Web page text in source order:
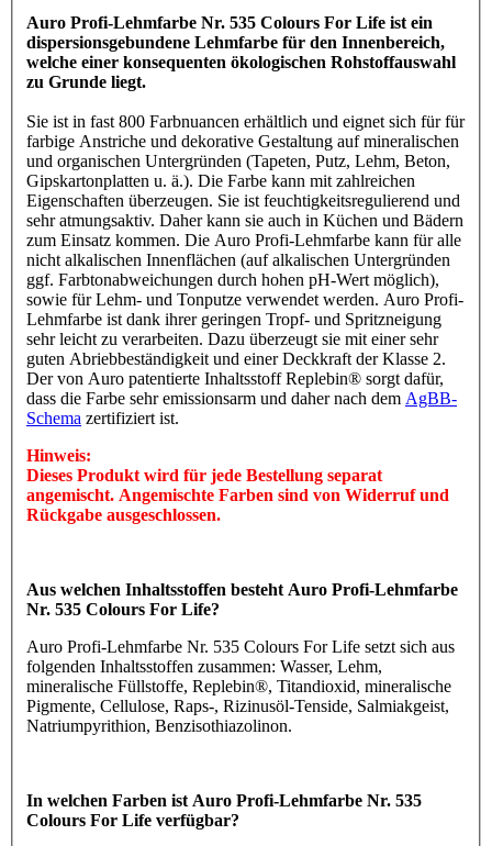
Auro Profi-Lehmfarbe Nr. 535 Colours For Life ist ein
dispersionsgebundene Lehmfarbe für den Innenbereich,
welche einer konsequenten ökologischen Rohstoffauswahl
zu Grunde liegt.
Sie ist in fast 800 Farbnuancen erhältlich und eignet sich für für
farbige Anstriche und dekorative Gestaltung auf mineralischen
und organischen Untergründen (Tapeten, Putz, Lehm, Beton,
Gipskartonplatten u. ä.). Die Farbe kann mit zahlreichen
Eigenschaften überzeugen. Sie ist feuchtigkeitsregulierend und
sehr atmungsaktiv. Daher kann sie auch in Küchen und Bädern
zum Einsatz kommen. Die Auro Profi-Lehmfarbe kann für alle
nicht alkalischen Innenflächen (auf alkalischen Untergründen
ggf. Farbtonabweichungen durch hohen pH-Wert möglich),
sowie für Lehm- und Tonputze verwendet werden. Auro Profi-
Lehmfarbe ist dank ihrer geringen Tropf- und Spritzneigung
sehr leicht zu verarbeiten. Dazu überzeugt sie mit einer sehr
guten Abriebbeständigkeit und einer Deckkraft der Klasse 2.
Der von Auro patentierte Inhaltsstoff Replebin® sorgt dafür,
dass die Farbe sehr emissionsarm und daher nach dem AgBB-
Schema zertifiziert ist.
Hinweis:
Dieses Produkt wird für jede Bestellung separat
angemischt. Angemischte Farben sind von Widerruf und
Rückgabe ausgeschlossen.
Aus welchen Inhaltsstoffen besteht Auro Profi-Lehmfarbe
Nr. 535 Colours For Life?
Auro Profi-Lehmfarbe Nr. 535 Colours For Life setzt sich aus
folgenden Inhaltsstoffen zusammen: Wasser, Lehm,
mineralische Füllstoffe, Replebin®, Titandioxid, mineralische
Pigmente, Cellulose, Raps-, Rizinusöl-Tenside, Salmiakgeist,
Natriumpyrithion, Benzisothiazolinon.
In welchen Farben ist Auro Profi-Lehmfarbe Nr. 535
Colours For Life verfügbar?